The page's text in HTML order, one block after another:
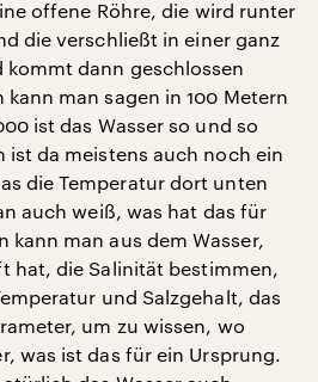
offene Röhre, die wird runter
die verschließt in einer ganz
dann geschlossen
man sagen in 100 Metern
ist das Wasser so und so
ist da meistens auch noch ein
die Temperatur dort unten
auch weiß, was hat das für
kann man aus dem Wasser,
hat, die Salinität bestimmen,
und Salzgehalt, das
um zu wissen, wo
was ist das für ein Ursprung.